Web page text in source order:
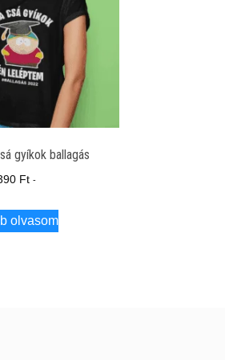
gyíkok ballagás
Ft -
olvasom